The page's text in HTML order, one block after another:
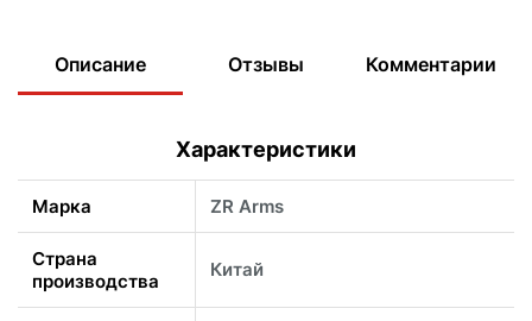
Описание Отзывы Комментарии
Характеристики
Марка ZR Arms
Страна
производства
Китай